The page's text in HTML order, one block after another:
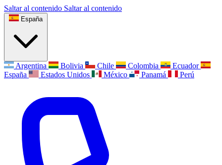
Saltar al contenido Saltar al contenido
España
Argentina Bolivia Chile Colombia
Ecuador
España
Estados Unidos México Panamá Perú